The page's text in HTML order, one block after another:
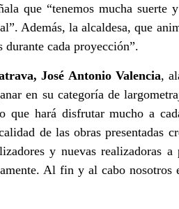
que“tenemos mucha suerte
. Además, la alcaldesa, que
durante cada proyección”.
José Antonio Valencia,
en su categoría de
que hará disfrutar mucho a
de las obras presentadas
y nuevas realizadoras a
Al fin y al cabo nosotros